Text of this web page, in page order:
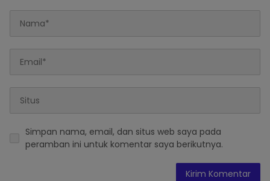
Simpan nama, email, dan situs web saya pada
peramban ini untuk komentar saya berikutnya.